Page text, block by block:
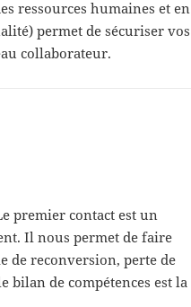
ressources humaines et en
permet de sécuriser vos
collaborateur.
premier contact est un
Il nous permet de faire
de reconversion, perte de
bilan de compétences est la